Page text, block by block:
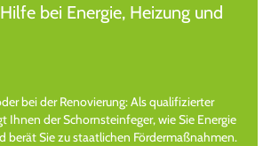
bei Energie, Heizung und
bei der Renovierung: Als qualifizierter
Ihnen der Schornsteinfeger, wie Sie Energie
berät Sie zu staatlichen Fördermaßnahmen.